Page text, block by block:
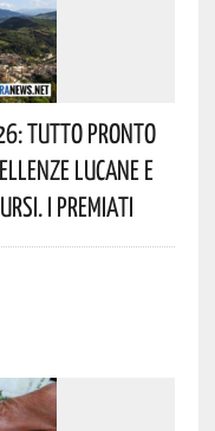
Tutto Pronto
Lucane E
I Premiati